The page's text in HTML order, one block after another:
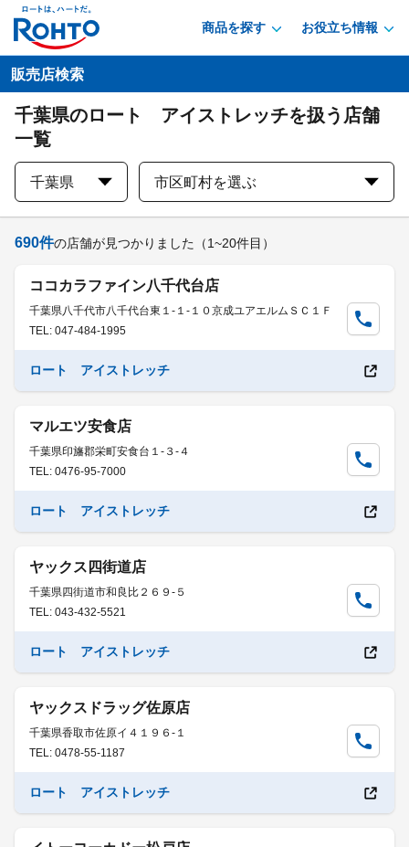
商品を探す お役立ち情報
販売店検索
千葉県のロート アイストレッチを扱う店舗
一覧
千葉県 市区町村を選ぶ
690件の店舗が見つかりました （1~20件目）
ココカラファイン八千代台店
千葉県八千代市八千代台東１-１-１０京成ユアエルムＳＣ１Ｆ
TEL: 047-484-1995
ロート アイストレッチ
マルエツ安食店
千葉県印旛郡栄町安食台１-３-４
TEL: 0476-95-7000
ロート アイストレッチ
ヤックス四街道店
千葉県四街道市和良比２６９-５
TEL: 043-432-5521
ロート アイストレッチ
ヤックスドラッグ佐原店
千葉県香取市佐原イ４１９６-１
TEL: 0478-55-1187
ロート アイストレッチ